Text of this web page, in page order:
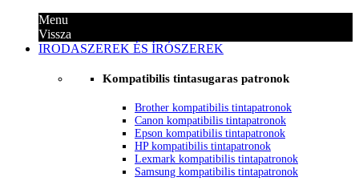
Menu
Vissza
IRODASZEREK ÉS ÍRÓSZEREK
Kompatibilis tintasugaras patronok
Brother kompatibilis tintapatronok
Canon kompatibilis tintapatronok
Epson kompatibilis tintapatronok
HP kompatibilis tintapatronok
Lexmark kompatibilis tintapatronok
Samsung kompatibilis tintapatronok